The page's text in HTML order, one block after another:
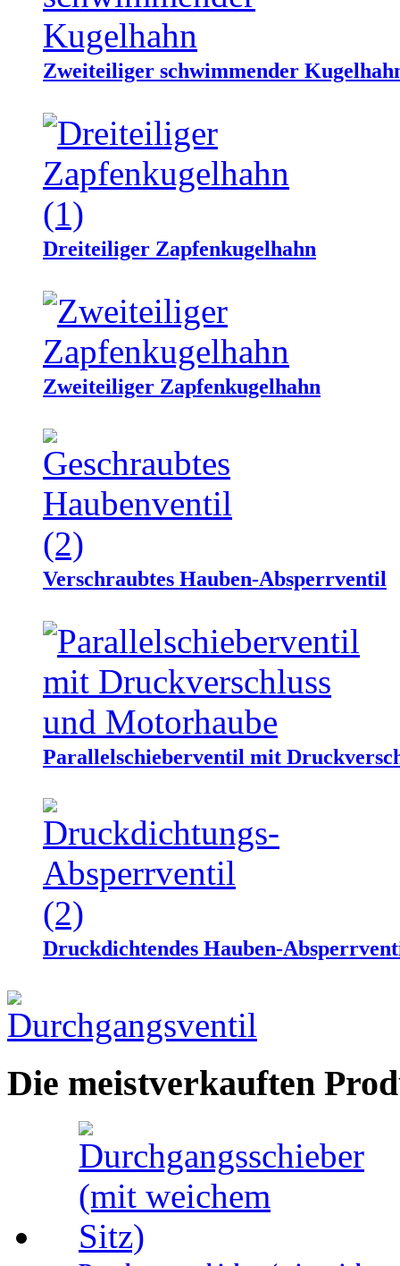
Zweiteiliger schwimmender
Dreiteiliger Zapfenkugelhahn
Zweiteiliger Zapfenkugelhahn
Verschraubtes Hauben-Absperrventil
Parallelschieberventil mit
Druckdichtendes Hauben-
Die meistverkauften